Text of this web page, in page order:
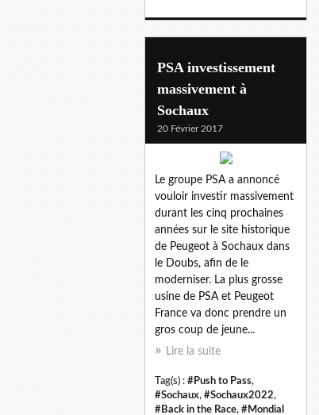
PSA investissement
massivement à
Sochaux
20 Février 2017
Le groupe PSA a annoncé
vouloir investir massivement
durant les cinq prochaines
années sur le site historique
de Peugeot à Sochaux dans
le Doubs, afin de le
moderniser. La plus grosse
usine de PSA et Peugeot
France va donc prendre un
gros coup de jeune...
Lire la suite
Tag(s) : #Push to Pass,
#Sochaux, #Sochaux2022,
#Back in the Race, #Mondial